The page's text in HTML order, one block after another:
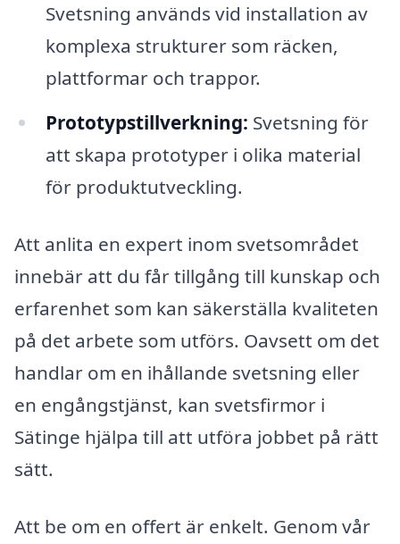
Svetsning används vid installation av
komplexa strukturer som räcken,
plattformar och trappor.
Prototypstillverkning: Svetsning för
att skapa prototyper i olika material
för produktutveckling.
Att anlita en expert inom svetsområdet
innebär att du får tillgång till kunskap och
erfarenhet som kan säkerställa kvaliteten
på det arbete som utförs. Oavsett om det
handlar om en ihållande svetsning eller
en engångstjänst, kan svetsfirmor i
Sätinge hjälpa till att utföra jobbet på rätt
sätt.
Att be om en offert är enkelt. Genom vår